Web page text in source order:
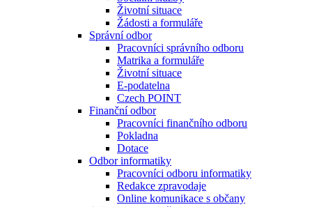
Životní situace
Žádosti a formuláře
Správní odbor
Pracovníci správního odboru
Matrika a formuláře
Životní situace
E-podatelna
Czech POINT
Finanční odbor
Pracovníci finančního odboru
Pokladna
Dotace
Odbor informatiky
Pracovníci odboru informatiky
Redakce zpravodaje
Online komunikace s občany